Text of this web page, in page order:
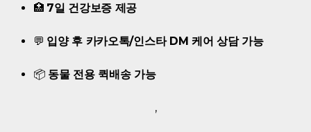
🏥 7일 건강보증 제공
💬 입양 후 카카오톡/인스타 DM 케어 상담 가능
📦 동물 전용 퀵배송 가능
,